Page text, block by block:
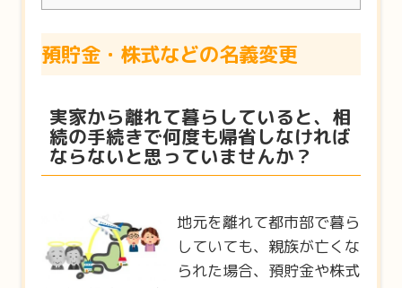
預貯金・株式などの名義変更
実家から離れて暮らしていると、相
続の手続きで何度も帰省しなければ
ならないと思っていませんか？
地元を離れて都市部で暮ら
していても、親族が亡くな
られた場合、預貯金や株式